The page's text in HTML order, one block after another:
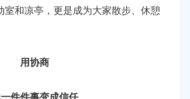
室和凉亭，更是成为大家散步、休憩
用协商